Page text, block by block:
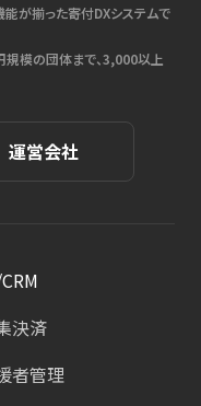
能が揃った寄付DXシステムで
模の団体まで、3,000以上
運営会社
決済
者管理